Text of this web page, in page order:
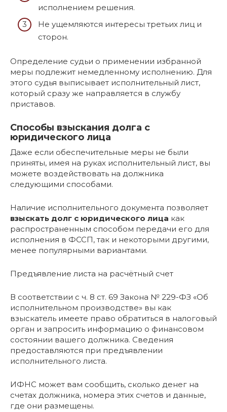
исполнением решения.
Не ущемляются интересы третьих лиц и
сторон.
Определение судьи о применении избранной
меры подлежит немедленному исполнению. Для
этого судья выписывает исполнительный лист,
который сразу же направляется в службу
приставов.
Способы взыскания долга с
юридического лица
Даже если обеспечительные меры не были
приняты, имея на руках исполнительный лист, вы
можете воздействовать на должника
следующими способами.
Наличие исполнительного документа позволяет
взыскать долг с юридического лица как
распространенным способом передачи его для
исполнения в ФССП, так и некоторыми другими,
менее популярными вариантами.
Предъявление листа на расчётный счет
В соответствии с ч. 8 ст. 69 Закона № 229-ФЗ «Об
исполнительном производстве» вы как
взыскатель имеете право обратиться в налоговый
орган и запросить информацию о финансовом
состоянии вашего должника. Сведения
предоставляются при предъявлении
исполнительного листа.
ИФНС может вам сообщить, сколько денег на
счетах должника, номера этих счетов и данные,
где они размещены.